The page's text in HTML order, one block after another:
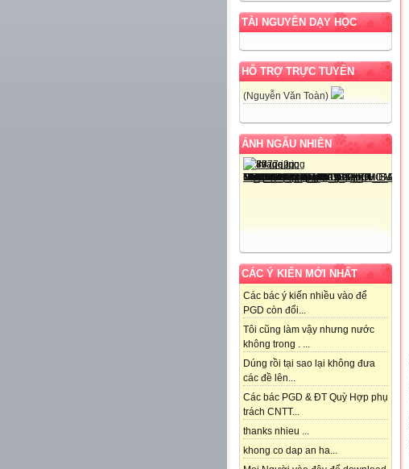
TÀI NGUYÊN DẠY HỌC
HỖ TRỢ TRỰC TUYẾN
(Nguyễn Văn Toàn)
ẢNH NGẪU NHIÊN
CÁC Ý KIẾN MỚI NHẤT
Các bác ý kiến nhiều vào để
PGD còn đổi...
Tôi cũng làm vậy nhưng nước
không trong . ...
Dúng rồi tại sao lại không đưa
các đề lên...
Các bác PGD & ĐT Quỳ Hợp phụ
trách CNTT...
thanks nhieu ...
khong co dap an ha...